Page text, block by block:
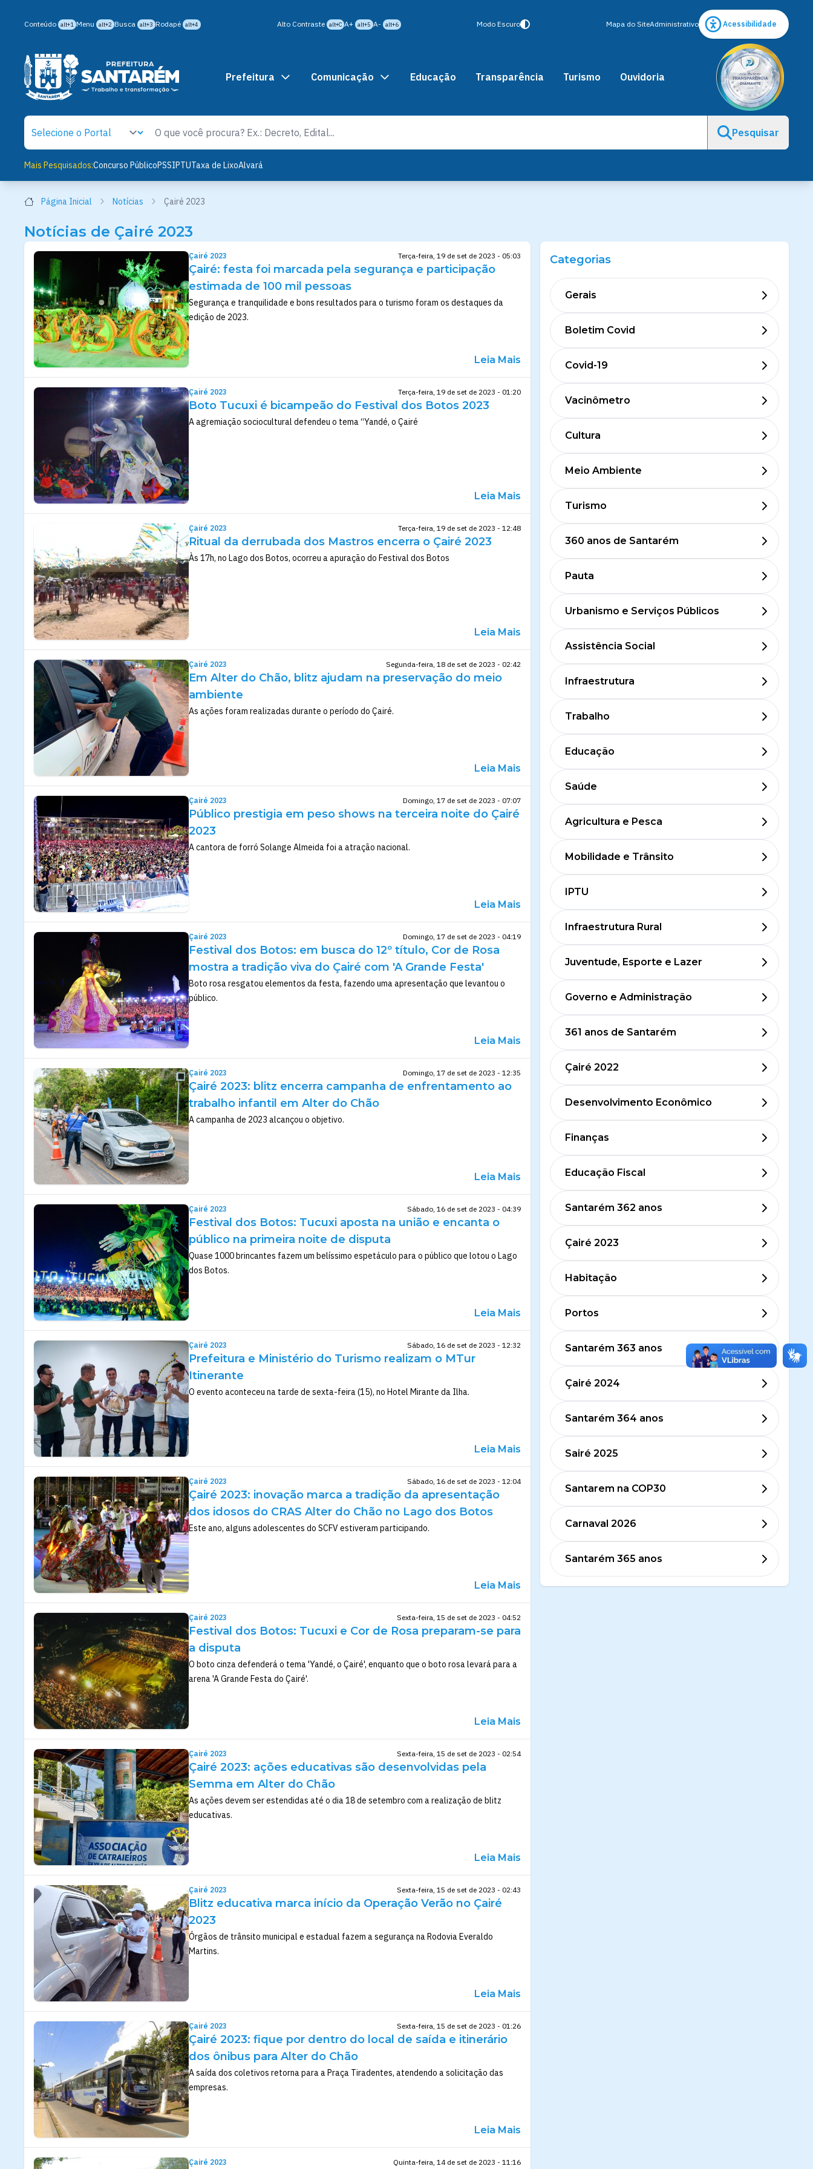
Conteúdo alt+1 Menu alt+2 Busca alt+3 Rodapé alt+4 Alto Contraste alt+C A+ alt+5 A- alt+6 Modo Escuro Mapa do SiteAdministrativo Acessibilidade
Prefeitura Comunicação Educação Transparência Turismo Ouvidoria
Pesquisar
Mais Pesquisados:Concurso PúblicoPSSIPTUTaxa de LixoAlvará
Página Inicial Notícias Çairé 2023
Notícias de Çairé 2023
Çairé 2023 Terça-feira, 19 de set de 2023 - 05:03
Çairé: festa foi marcada pela segurança e participação
estimada de 100 mil pessoas
Segurança e tranquilidade e bons resultados para o turismo foram os destaques da
edição de 2023.
Leia Mais
Çairé 2023 Terça-feira, 19 de set de 2023 - 01:20
Boto Tucuxi é bicampeão do Festival dos Botos 2023
A agremiação sociocultural defendeu o tema “Yandé, o Çairé
Leia Mais
Çairé 2023 Terça-feira, 19 de set de 2023 - 12:48
Ritual da derrubada dos Mastros encerra o Çairé 2023
Às 17h, no Lago dos Botos, ocorreu a apuração do Festival dos Botos
Leia Mais
Çairé 2023 Segunda-feira, 18 de set de 2023 - 02:42
Em Alter do Chão, blitz ajudam na preservação do meio
ambiente
As ações foram realizadas durante o período do Çairé.
Leia Mais
Çairé 2023 Domingo, 17 de set de 2023 - 07:07
Público prestigia em peso shows na terceira noite do Çairé
2023
A cantora de forró Solange Almeida foi a atração nacional.
Leia Mais
Çairé 2023 Domingo, 17 de set de 2023 - 04:19
Festival dos Botos: em busca do 12º título, Cor de Rosa
mostra a tradição viva do Çairé com 'A Grande Festa'
Boto rosa resgatou elementos da festa, fazendo uma apresentação que levantou o
público.
Leia Mais
Çairé 2023 Domingo, 17 de set de 2023 - 12:35
Çairé 2023: blitz encerra campanha de enfrentamento ao
trabalho infantil em Alter do Chão
A campanha de 2023 alcançou o objetivo.
Leia Mais
Çairé 2023 Sábado, 16 de set de 2023 - 04:39
Festival dos Botos: Tucuxi aposta na união e encanta o
público na primeira noite de disputa
Quase 1000 brincantes fazem um belíssimo espetáculo para o público que lotou o Lago
dos Botos.
Leia Mais
Çairé 2023 Sábado, 16 de set de 2023 - 12:32
Prefeitura e Ministério do Turismo realizam o MTur
Itinerante
O evento aconteceu na tarde de sexta-feira (15), no Hotel Mirante da Ilha.
Leia Mais
Çairé 2023 Sábado, 16 de set de 2023 - 12:04
Çairé 2023: inovação marca a tradição da apresentação
dos idosos do CRAS Alter do Chão no Lago dos Botos
Este ano, alguns adolescentes do SCFV estiveram participando.
Leia Mais
Çairé 2023 Sexta-feira, 15 de set de 2023 - 04:52
Festival dos Botos: Tucuxi e Cor de Rosa preparam-se para
a disputa
O boto cinza defenderá o tema 'Yandé, o Çairé', enquanto que o boto rosa levará para a
arena 'A Grande Festa do Çairé'.
Leia Mais
Çairé 2023 Sexta-feira, 15 de set de 2023 - 02:54
Çairé 2023: ações educativas são desenvolvidas pela
Semma em Alter do Chão
As ações devem ser estendidas até o dia 18 de setembro com a realização de blitz
educativas.
Leia Mais
Çairé 2023 Sexta-feira, 15 de set de 2023 - 02:43
Blitz educativa marca início da Operação Verão no Çairé
2023
Órgãos de trânsito municipal e estadual fazem a segurança na Rodovia Everaldo
Martins.
Leia Mais
Çairé 2023 Sexta-feira, 15 de set de 2023 - 01:26
Çairé 2023: fique por dentro do local de saída e itinerário
dos ônibus para Alter do Chão
A saída dos coletivos retorna para a Praça Tiradentes, atendendo a solicitação das
empresas.
Leia Mais
Çairé 2023 Quinta-feira, 14 de set de 2023 - 11:16
Categorias
Gerais
Boletim Covid
Covid-19
Vacinômetro
Cultura
Meio Ambiente
Turismo
360 anos de Santarém
Pauta
Urbanismo e Serviços Públicos
Assistência Social
Infraestrutura
Trabalho
Educação
Saúde
Agricultura e Pesca
Mobilidade e Trânsito
IPTU
Infraestrutura Rural
Juventude, Esporte e Lazer
Governo e Administração
361 anos de Santarém
Çairé 2022
Desenvolvimento Econômico
Finanças
Educação Fiscal
Santarém 362 anos
Çairé 2023
Habitação
Portos
Santarém 363 anos
Çairé 2024
Santarém 364 anos
Sairé 2025
Santarem na COP30
Carnaval 2026
Santarém 365 anos